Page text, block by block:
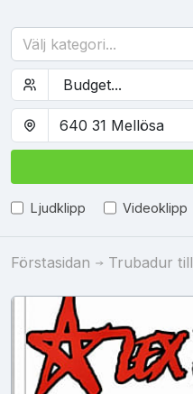
Välj kategori...
Ljudklipp Videoklipp
Förstasidan Trubadur